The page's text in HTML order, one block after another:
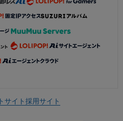
サイト採用サイト